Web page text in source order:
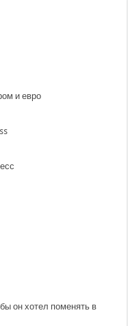
и евро
он хотел поменять в